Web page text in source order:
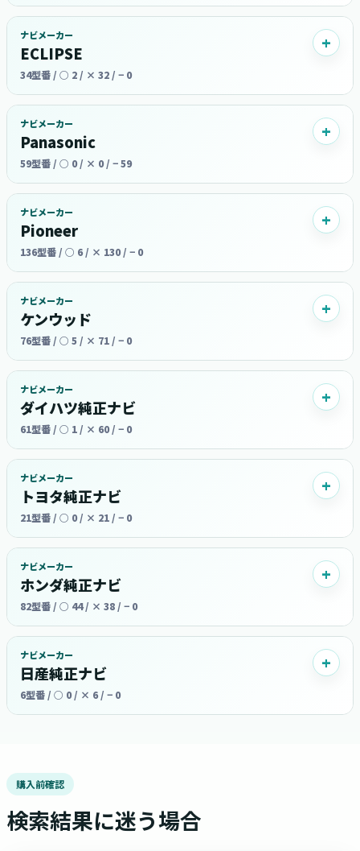
ナビメーカー
ECLIPSE
34型番 / ○ 2 / × 32 / − 0
ナビメーカー
Panasonic
59型番 / ○ 0 / × 0 / − 59
ナビメーカー
Pioneer
136型番 / ○ 6 / × 130 / − 0
ナビメーカー
ケンウッド
76型番 / ○ 5 / × 71 / − 0
ナビメーカー
ダイハツ純正ナビ
61型番 / ○ 1 / × 60 / − 0
ナビメーカー
トヨタ純正ナビ
21型番 / ○ 0 / × 21 / − 0
ナビメーカー
ホンダ純正ナビ
82型番 / ○ 44 / × 38 / − 0
ナビメーカー
日産純正ナビ
6型番 / ○ 0 / × 6 / − 0
購入前確認
検索結果に迷う場合